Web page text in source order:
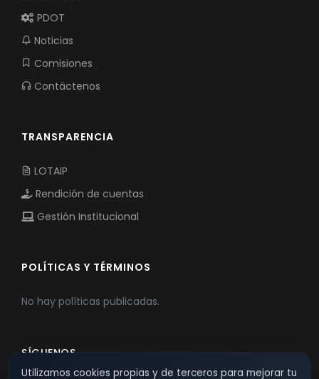
PDOT
Noticias
Comisiones
Contáctenos
TRANSPARENCIA
LOTAIP
Rendición de cuentas
Gestión Institucional
POLÍTICAS Y TÉRMINOS
No hay políticas publicadas.
SÍGUENOS
Utilizamos cookies propias y de terceros para mejorar tu